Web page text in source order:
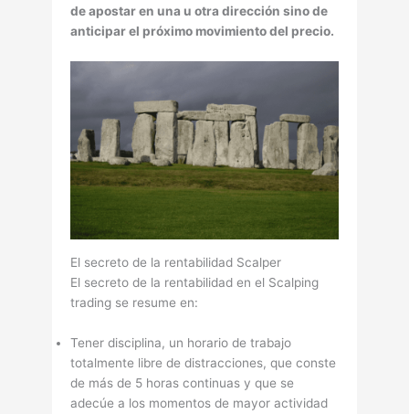
de apostar en una u otra dirección sino de
anticipar el próximo movimiento del precio.
El secreto de la rentabilidad Scalper
El secreto de la rentabilidad en el Scalping
trading se resume en:
Tener disciplina, un horario de trabajo
totalmente libre de distracciones, que conste
de más de 5 horas continuas y que se
adecúe a los momentos de mayor actividad